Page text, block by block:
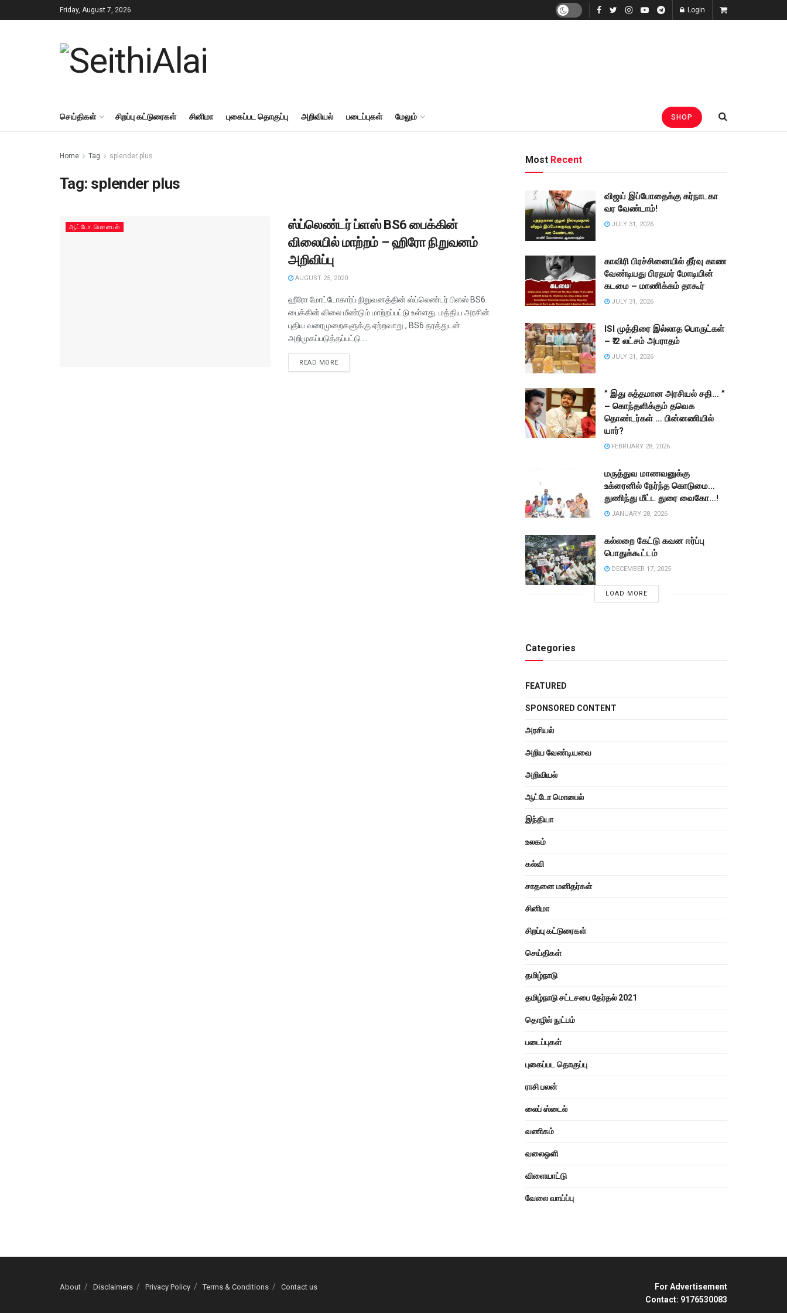
Friday, August 7, 2026 Login
செய்திகள் சிறப்பு கட்டுரைகள் சினிமா புகைப்பட தொகுப்பு அறிவியல் படைப்புகள் மேலும் SHOP
Home Tag splender plus
Tag: splender plus
ஆட்டோ மொபைல்
ஸ்ப்லெண்டர் ப்ளஸ் BS6 பைக்கின்
விலையில் மாற்றம் – ஹிரோ நிறுவனம்
அறிவிப்பு
AUGUST 25, 2020
ஹீரோ மோட்டோகார்ப் நிறுவனத்தின் ஸ்ப்லெண்டர் பிளஸ் BS6
பைக்கின் விலை மீண்டும் மாற்றப்பட்டு உள்ளது. மத்திய அரசின்
புதிய வரைமுறைகளுக்கு ஏற்றவாறு , BS6 தரத்துடன்
அறிமுகப்படுத்தப்பட்டு ...
READ MORE
Most Recent
விஜய் இப்போதைக்கு கர்நாடகா
வர வேண்டாம்!
JULY 31, 2026
காவிரி பிரச்சினையில் தீர்வு காண
வேண்டியது பிரதமர் மோடியின்
கடமை – மாணிக்கம் தாகூர்
JULY 31, 2026
ISI முத்திரை இல்லாத பொருட்கள்
– ₹.2 லட்சம் அபராதம்
JULY 31, 2026
” இது சுத்தமான அரசியல் சதி… ”
– கொந்தளிக்கும் தவெக
தொண்டர்கள் … பின்னணியில்
யார்?
FEBRUARY 28, 2026
மருத்துவ மாணவனுக்கு
உக்ரைனில் நேர்ந்த கொடுமை…
துணிந்து மீட்ட துரை வைகோ…!
JANUARY 28, 2026
கல்லறை கேட்டு கவன ஈர்ப்பு
பொதுக்கூட்டம்
DECEMBER 17, 2025
LOAD MORE
Categories
FEATURED
SPONSORED CONTENT
அரசியல்
அறிய வேண்டியவை
அறிவியல்
ஆட்டோ மொபைல்
இந்தியா
உலகம்
கல்வி
சாதனை மனிதர்கள்
சினிமா
சிறப்பு கட்டுரைகள்
செய்திகள்
தமிழ்நாடு
தமிழ்நாடு சட்டசபை தேர்தல் 2021
தொழில் நுட்பம்
படைப்புகள்
புகைப்பட தொகுப்பு
ராசி பலன்
லைப் ஸ்டைல்
வணிகம்
வலைஒளி
விளையாட்டு
வேலை வாய்ப்பு
About Disclaimers Privacy Policy Terms & Conditions Contact us
For Advertisement
Contact: 9176530083